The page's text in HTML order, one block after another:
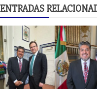
ENTRADAS